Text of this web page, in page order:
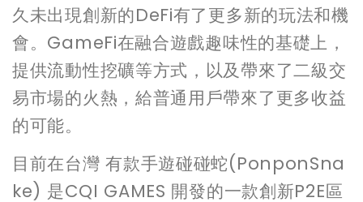
久未出現創新的DeFi有了更多新的玩法和機
會。GameFi在融合遊戲趣味性的基礎上，
提供流動性挖礦等方式，以及帶來了二級交
易市場的火熱，給普通用戶帶來了更多收益
的可能。
目前在台灣 有款手遊碰碰蛇(PonponSna
ke) 是CQI GAMES 開發的一款創新P2E區